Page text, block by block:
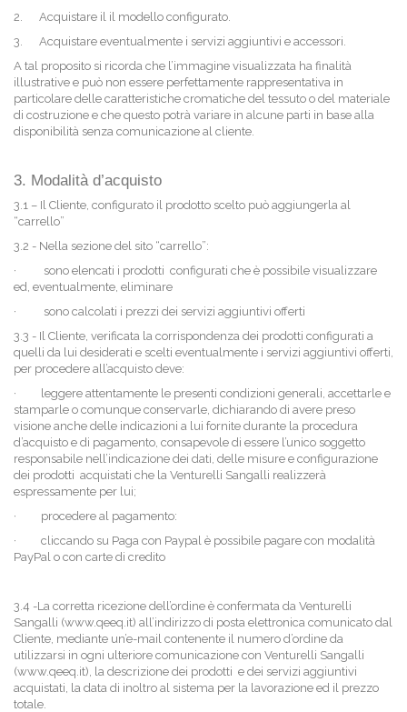
2.
Acquistare il il modello configurato.
3.
Acquistare eventualmente i servizi aggiuntivi e accessori.
A tal proposito si ricorda che l’immagine visualizzata ha finalità
illustrative e può non essere perfettamente rappresentativa in
particolare delle caratteristiche cromatiche del tessuto o del materiale
di costruzione e che questo potrà variare in alcune parti in base alla
disponibilità senza comunicazione al cliente.
3. Modalità d’acquisto
3.1 – Il Cliente, configurato il prodotto scelto può aggiungerla al
“carrello”
3.2 - Nella sezione del sito “carrello”:
·
sono elencati i prodotti configurati che è possibile visualizzare
ed, eventualmente, eliminare
·
sono calcolati i prezzi dei servizi aggiuntivi offerti
3.3 - Il Cliente, verificata la corrispondenza dei prodotti configurati a
quelli da lui desiderati e scelti eventualmente i servizi aggiuntivi offerti,
per procedere all’acquisto deve:
·
leggere attentamente le presenti condizioni generali, accettarle e
stamparle o comunque conservarle, dichiarando di avere preso
visione anche delle indicazioni a lui fornite durante la procedura
d’acquisto e di pagamento, consapevole di essere l’unico soggetto
responsabile nell’indicazione dei dati, delle misure e configurazione
dei prodotti acquistati che la Venturelli Sangalli realizzerà
espressamente per lui;
·
procedere al pagamento:
·
cliccando su Paga con Paypal è possibile pagare con modalità
PayPal o con carte di credito
3.4 -La corretta ricezione dell’ordine è confermata da Venturelli
Sangalli (www.qeeq.it) all’indirizzo di posta elettronica comunicato dal
Cliente, mediante un’e-mail contenente il numero d’ordine da
utilizzarsi in ogni ulteriore comunicazione con Venturelli Sangalli
(www.qeeq.it), la descrizione dei prodotti e dei servizi aggiuntivi
acquistati, la data di inoltro al sistema per la lavorazione ed il prezzo
totale.